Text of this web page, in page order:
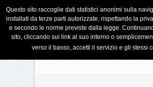
Questo sito raccoglie dati statistici anonimi sulla
installati da terze parti autorizzate, rispettando la
e secondo le norme previste dalla legge.
sito, cliccando sui link al suo interno o
verso il basso, accetti il servizio e gli stessi